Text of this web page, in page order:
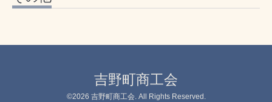
吉野町商工会
©2026 吉野町商工会. All Rights Reserved.